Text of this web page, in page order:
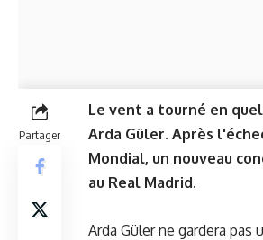
Partager
Le vent a tourné en
Arda Güler. Après
Mondial, un nouveau
au Real Madrid.
Arda Güler ne gardera pas